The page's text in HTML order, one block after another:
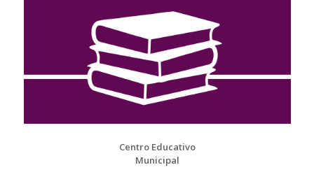
Centro Educativo
Municipal